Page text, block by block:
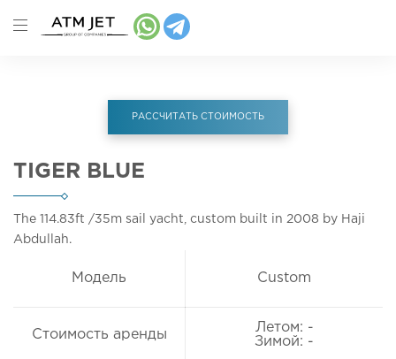
РАССЧИТАТЬ СТОИМОСТЬ
TIGER BLUE
The 114.83ft /35m sail yacht, custom built in 2008 by Haji
Abdullah.
Модель Custom
Стоимость аренды
Летом: -
Зимой: -